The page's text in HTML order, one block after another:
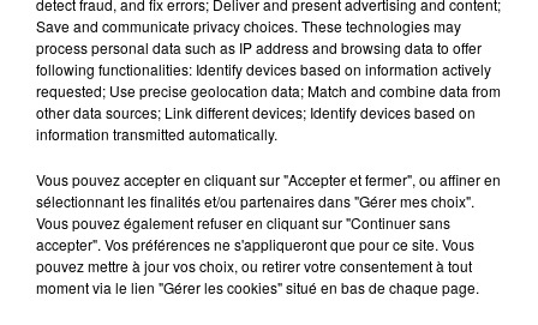
présente.
7 août 2026
LE MAGASIN JOUÉCLUB DE REIMS FERME
SES PORTES
C'était l'une des institutions du centre-ville
rémois. Le magasin JouéClub est contraint de
fermer ses portes.
TITRES DIFFUSÉS
detect fraud, and fix errors; Deliver and present advertising and content;
Save and communicate privacy choices. These technologies may
process personal data such as IP address and browsing data to offer
following functionalities: Identify devices based on information actively
requested; Use precise geolocation data; Match and combine data from
other data sources; Link different devices; Identify devices based on
information transmitted automatically.
Vous pouvez accepter en cliquant sur "Accepter et fermer", ou affiner en
sélectionnant les finalités et/ou partenaires dans "Gérer mes choix".
Vous pouvez également refuser en cliquant sur "Continuer sans
accepter". Vos préférences ne s'appliqueront que pour ce site. Vous
pouvez mettre à jour vos choix, ou retirer votre consentement à tout
moment via le lien "Gérer les cookies" situé en bas de chaque page.